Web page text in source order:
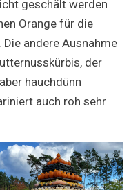
geschält werden
Orange für die
andere Ausnahme
der
hauchdünn
auch roh sehr